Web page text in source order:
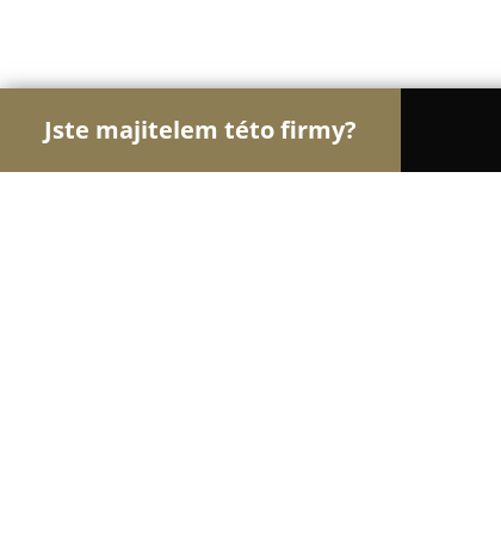
Jste majitelem této firmy?